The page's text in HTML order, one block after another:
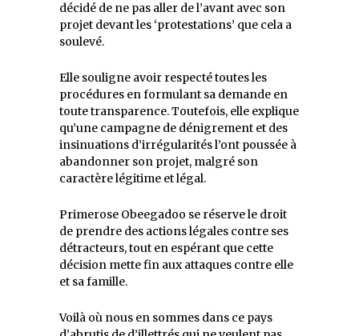
décidé de ne pas aller de l’avant avec son
projet devant les ‘protestations’ que cela a
soulevé.
Elle souligne avoir respecté toutes les
procédures en formulant sa demande en
toute transparence. Toutefois, elle explique
qu’une campagne de dénigrement et des
insinuations d’irrégularités l’ont poussée à
abandonner son projet, malgré son
caractère légitime et légal.
Primerose Obeegadoo se réserve le droit
de prendre des actions légales contre ses
détracteurs, tout en espérant que cette
décision mette fin aux attaques contre elle
et sa famille.
Voilà où nous en sommes dans ce pays